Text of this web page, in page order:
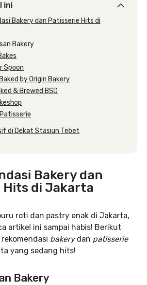
ini
Bakery dan Patisserie Hits di
Bakery
Spoon
by Origin Bakery
& Brewed BSD
di Dekat Stasiun Tebet
Bakery dan
Hits di Jakarta
roti dan pastry enak di Jakarta,
artikel ini sampai habis! Berikut
bakerydan patisserie
yang sedang hits!
Bakery